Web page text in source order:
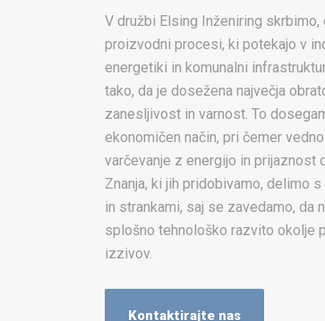
V družbi Elsing Inženiring skrbimo,
proizvodni procesi, ki potekajo v
energetiki in komunalni
tako, da je dosežena največja
zanesljivost in varnost. To
ekonomičen način, pri čemer
varčevanje z energijo in prijaznost
Znanja, ki jih pridobivamo, delimo
in strankami, saj se zavedamo, da
splošno tehnološko razvito okolje
izzivov.
Kontaktirajte nas